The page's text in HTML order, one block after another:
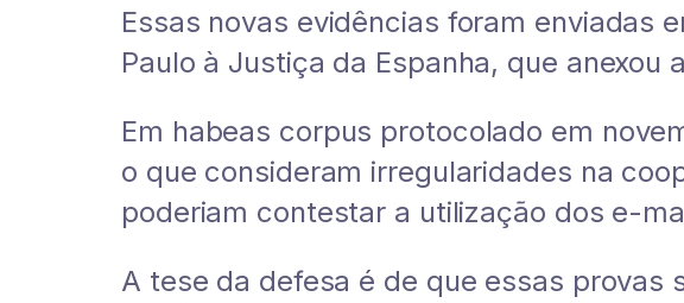
Essas novas evidências foram enviadas
Paulo à Justiça da Espanha, que
Em habeas corpus protocolado em
o que consideram irregularidades na
poderiam contestar a utilização dos e-
A tese da defesa é de que essas